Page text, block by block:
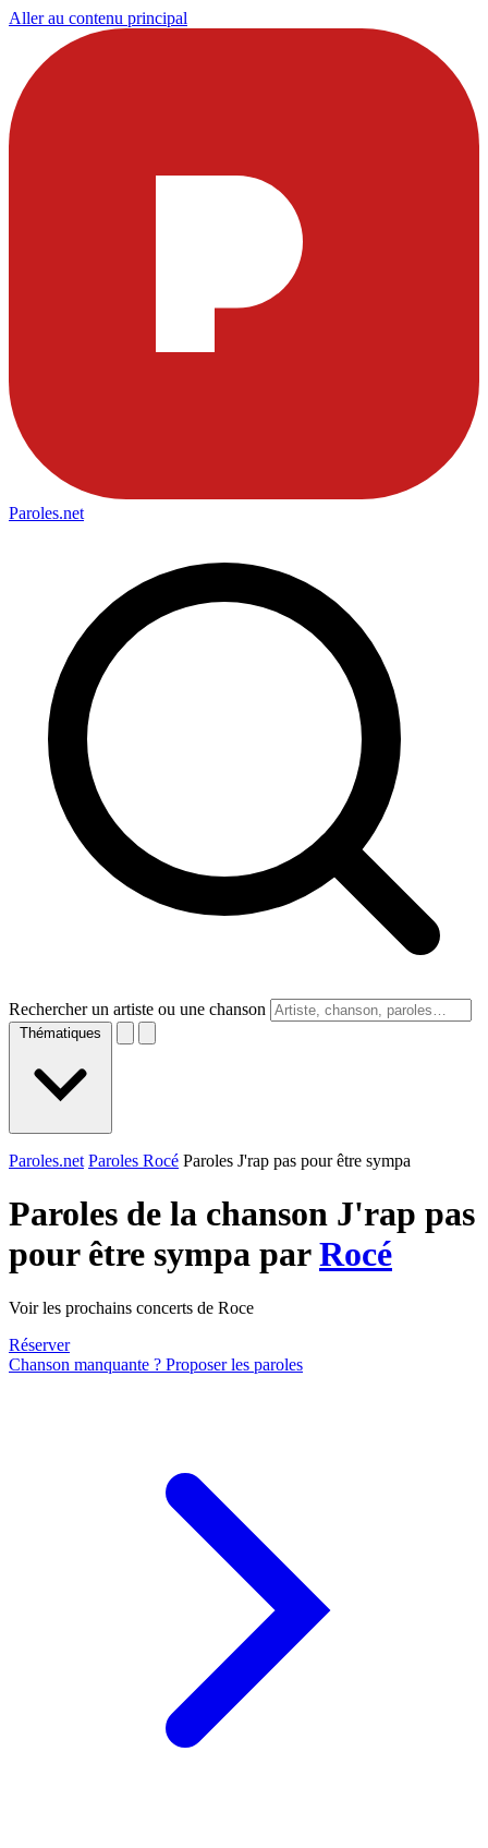
Aller au contenu principal
Paroles.net
Rechercher un artiste ou une chanson
Thématiques
Paroles.net Paroles Rocé Paroles J'rap pas pour être sympa
Paroles de la chanson J'rap pas
pour être sympa parRocé
Voir les prochains concerts de Roce
Réserver
Chanson manquante ? Proposer les paroles